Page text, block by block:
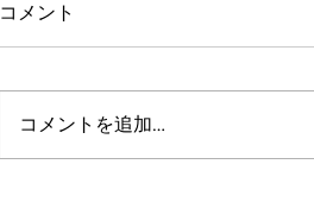
コメント
コメントを追加…